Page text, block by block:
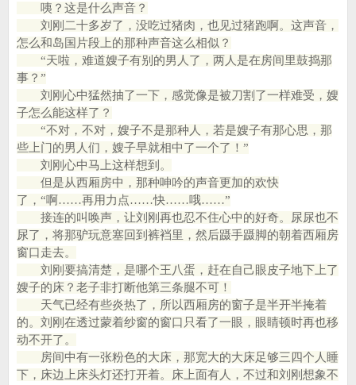
咦？这是什么声音？
刘刚二十多岁了，没吃过猪肉，也见过猪跑啊。这声音，
怎么和岛国片段上的那种声音这么相似？
“天啦，难道嫂子有别的男人了，两人是在房间里鼓捣那
事？”
刘刚心中猛然抽了一下，感觉像是被刀割了一样难受，嫂
子怎么能这样了？
“不对，不对，嫂子不是那种人，若是嫂子有那心思，那
些上门的男人们，嫂子早就相中了一个了！”
刘刚心中马上这样想到。
但是从西厢房中，那种呻吟的声音更加的欢快
了，“啊……再用力点……快……哦……”
接连的叫唤声，让刘刚再也忍不住心中的好奇。尿尿也不
尿了，将那驴玩意塞回到裤裆里，然后蹑手蹑脚的朝着西厢房
窗口走去。
刘刚要搞清楚，是哪个王八蛋，赶在自己眼皮子地下上了
嫂子的床？老子非打断他第三条腿不可！
天气已经有些炎热了，所以西厢房的窗子是半开半掩着
的。刘刚在透过蒙着纱窗的窗口只看了一眼，眼睛顿时再也移
动不开了。
房间中有一张粉色的大床，那宽大的大床足够三四个人睡
下，床边上床头灯还打开着。床上面有人，不过和刘刚想象不